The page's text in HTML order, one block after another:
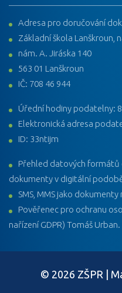
Adresa pro doručování
Základní škola Lanškroun,
nám. A. Jiráska 140
563 01 Lanškroun
IČ: 708 46 944
Úřední hodiny podatelny:
Elektronická adresa
ID: 33ntijm
Přehled datových
dokumenty v digitální
SMS, MMS jako
Pověřenec pro ochranu
nařízení GDPR) Tomáš Urban.
© 2026 ZŠPR |